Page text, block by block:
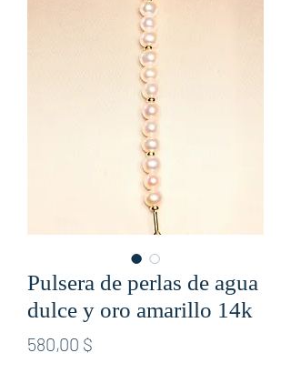
Pulsera de perlas de agua
dulce y oro amarillo 14k
580,00 $